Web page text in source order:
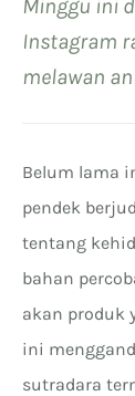
Minggu ini
Instagram
melawan
Belum lama
pendek
tentang
bahan
akan produk
ini
sutradara